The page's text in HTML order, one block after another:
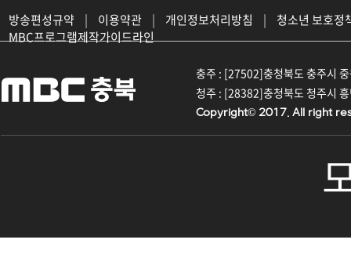
방송편성규약 | 이용약관 | 개인정보처리방침 |
청소년 보호정
MBC프로그램제작가이드라인
충주 : [27502]충청북도 충주시
청주 : [28382]충청북도 청주시
Copyright© 2017. All right